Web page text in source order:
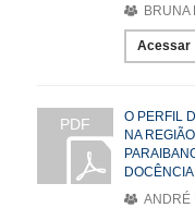
BRUNA
Acessar
PDF
O PERFIL
NA
DOCÊNCIA
ANDRÉ